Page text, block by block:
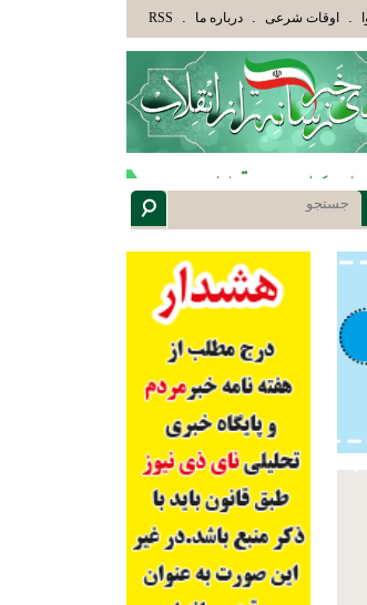
عاقلان هدایت یافته،حرفها را میشنوند و سپس بهترین . اوقات شرعی . درباره ما .
RSS